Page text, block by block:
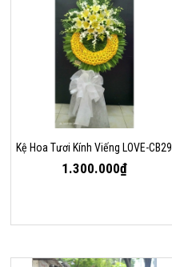
Kệ Hoa Tươi Kính Viếng LOVE-CB29
1.300.000₫